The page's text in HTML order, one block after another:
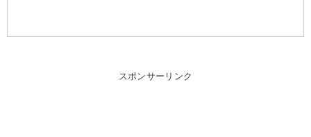
スポンサーリンク